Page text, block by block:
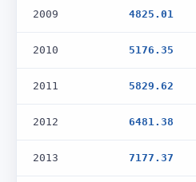
2009 4825.01
2010 5176.35
2011 5829.62
2012 6481.38
2013 7177.37